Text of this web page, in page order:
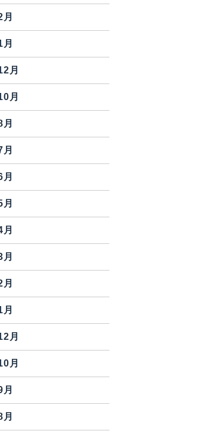
月
月
月
月